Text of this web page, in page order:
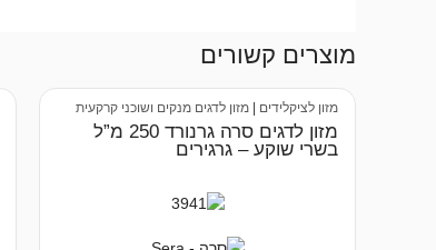
מוצרים קשורים
מזון לציקלידים מזון לדגים מנקים ושוכני קרקעית
מזון לדגים סרה גרנורד 250 מ”ל
בשרי שוקע – גרגירים